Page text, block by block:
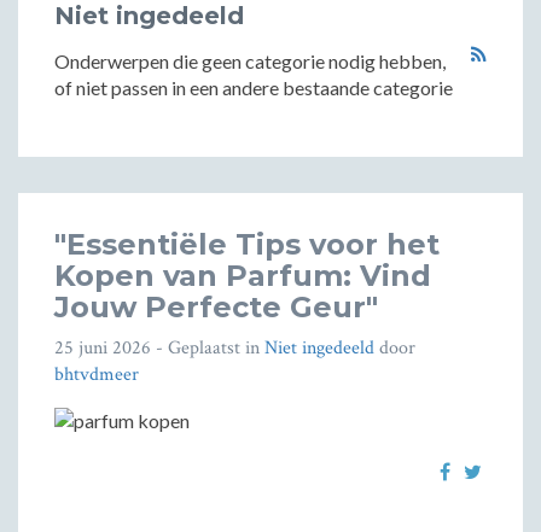
Niet ingedeeld
Onderwerpen die geen categorie nodig hebben,
of niet passen in een andere bestaande categorie
"Essentiële Tips voor het
Kopen van Parfum: Vind
Jouw Perfecte Geur"
25 juni 2026 - Geplaatst inNiet ingedeelddoor
bhtvdmeer